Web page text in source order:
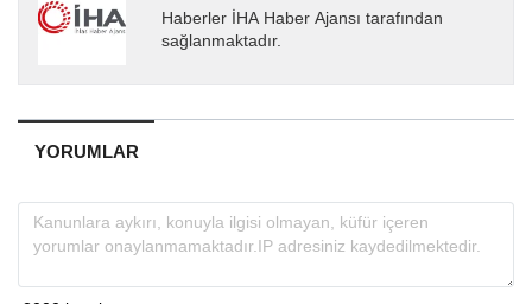
Haberler İHA Haber Ajansı tarafından
sağlanmaktadır.
YORUMLAR